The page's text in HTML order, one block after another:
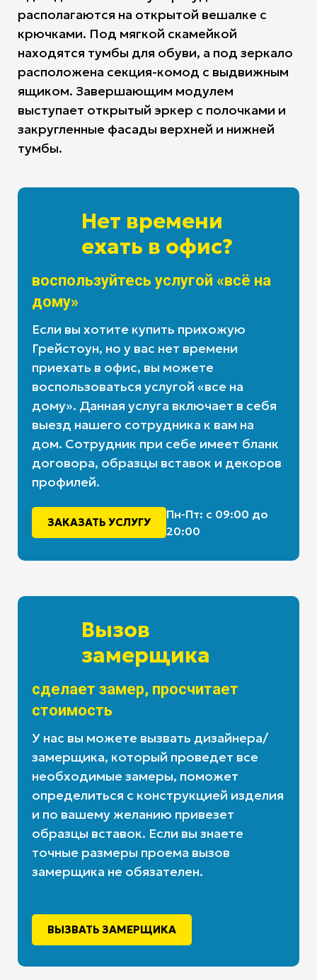
располагаются на открытой вешалке с
крючками. Под мягкой скамейкой
находятся тумбы для обуви, а под зеркало
расположена секция-комод с выдвижным
ящиком. Завершающим модулем
выступает открытый эркер с полочками и
закругленные фасады верхней и нижней
тумбы.
Нет времени
ехать в офис?
воспользуйтесь услугой «всё на
дому»
Если вы хотите купить прихожую
Грейстоун, но у вас нет времени
приехать в офис, вы можете
воспользоваться услугой «все на
дому». Данная услуга включает в себя
выезд нашего сотрудника к вам на
дом. Сотрудник при себе имеет бланк
договора, образцы вставок и декоров
профилей.
ЗАКАЗАТЬ УСЛУГУ
Пн-Пт: с 09:00 до
20:00
Вызов
замерщика
сделает замер, просчитает
стоимость
У нас вы можете вызвать дизайнера/
замерщика, который проведет все
необходимые замеры, поможет
определиться с конструкцией изделия
и по вашему желанию привезет
образцы вставок. Если вы знаете
точные размеры проема вызов
замерщика не обязателен.
ВЫЗВАТЬ ЗАМЕРЩИКА